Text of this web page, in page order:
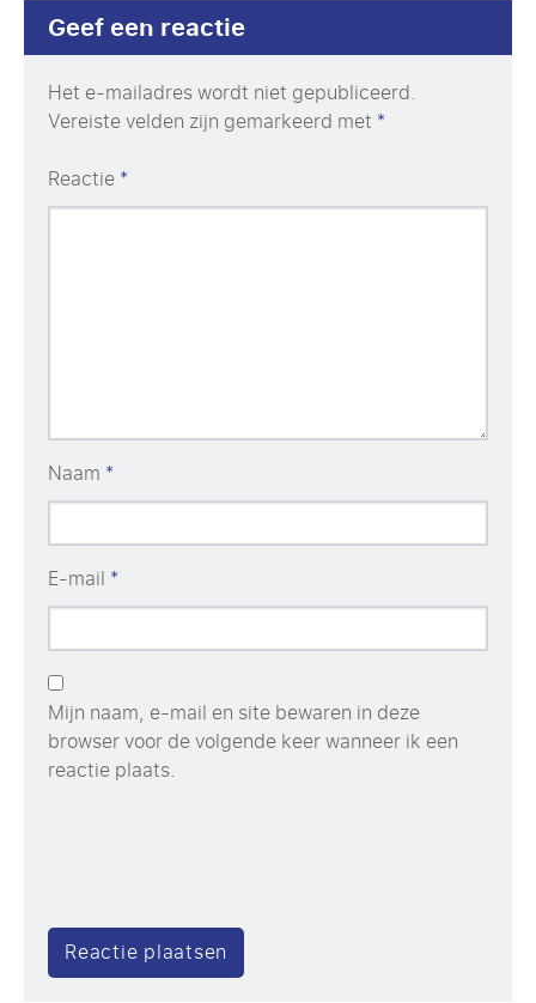
Geef een reactie
Het e-mailadres wordt niet gepubliceerd.
Vereiste velden zijn gemarkeerd met *
Reactie*
Naam *
E-mail *
Mijn naam, e-mail en site bewaren in deze
browser voor de volgende keer wanneer ik een
reactie plaats.